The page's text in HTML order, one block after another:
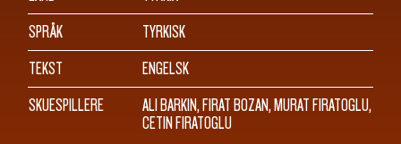
SPRÅK
TYRKISK
TEKST
ENGELSK
SKUESPILLERE
ALI BARKIN, FIRAT BOZAN, MURAT FIRATOGLU,
CETIN FIRATOGLU